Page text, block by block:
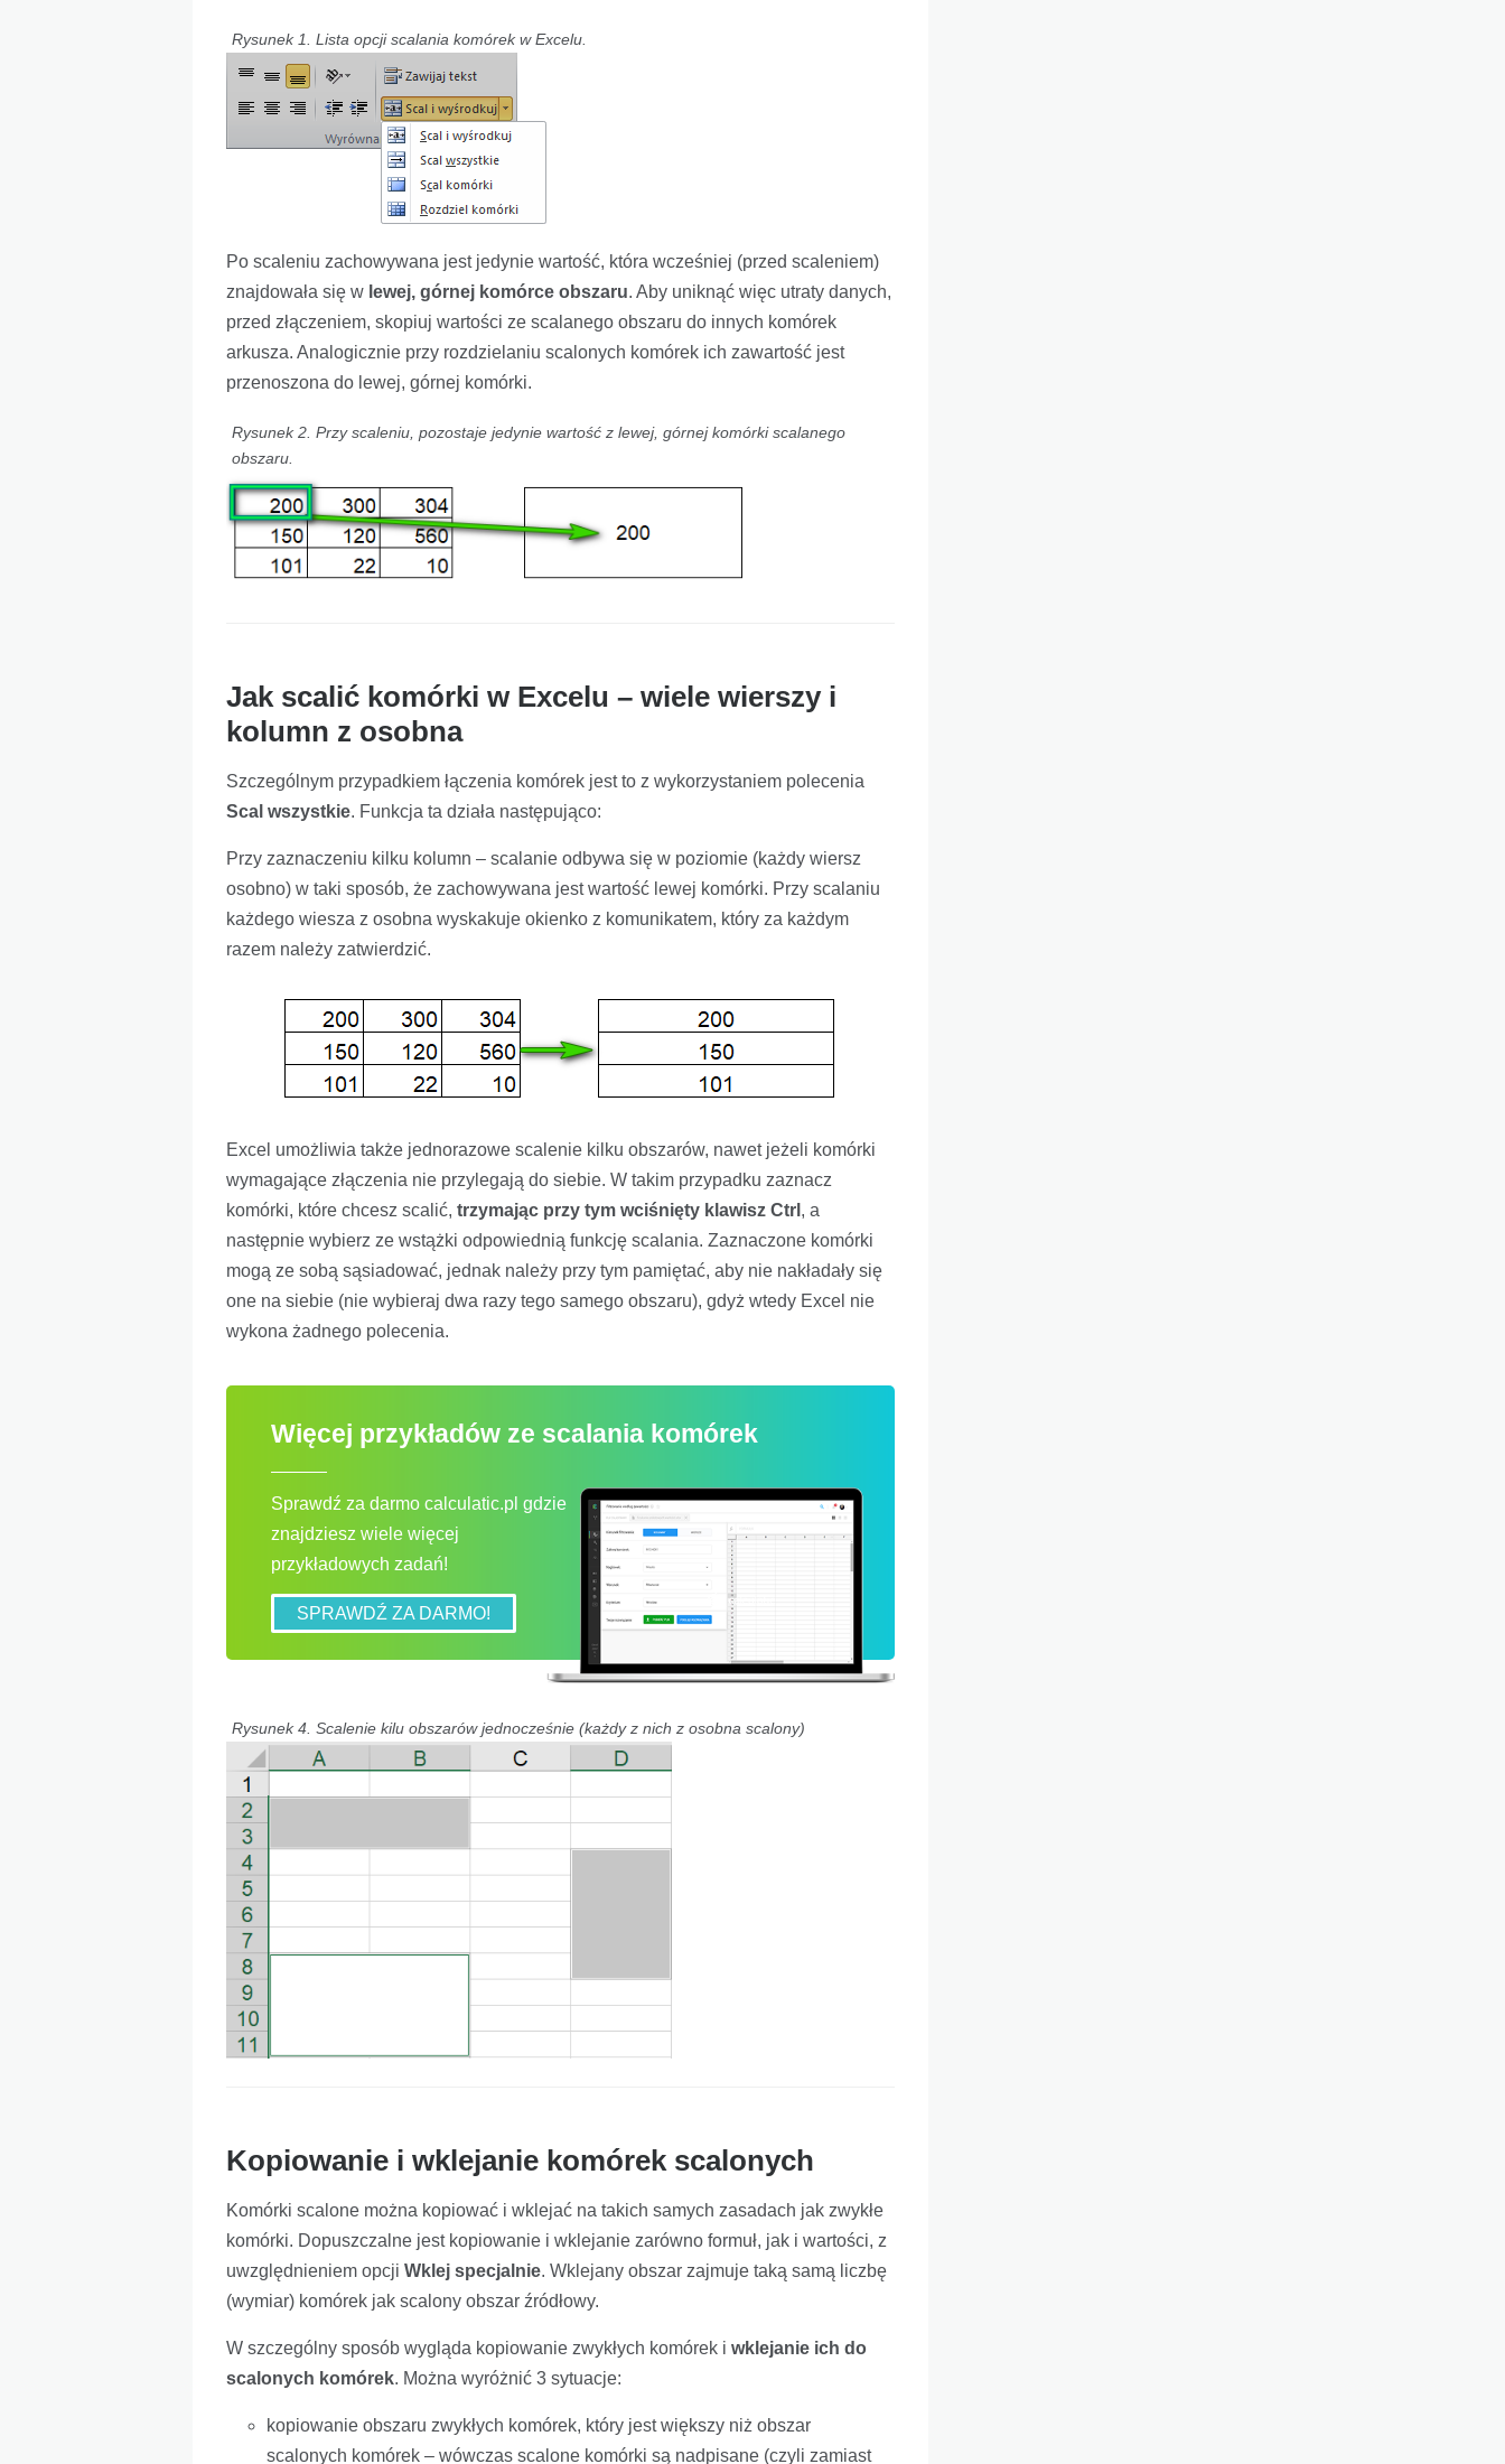
Rysunek 1. Lista opcji scalania komórek w Excelu.
Po scaleniu zachowywana jest jedynie wartość, która wcześniej (przed scaleniem)
znajdowała się w lewej, górnej komórce obszaru. Aby uniknąć więc utraty danych,
przed złączeniem, skopiuj wartości ze scalanego obszaru do innych komórek
arkusza. Analogicznie przy rozdzielaniu scalonych komórek ich zawartość jest
przenoszona do lewej, górnej komórki.
Rysunek 2. Przy scaleniu, pozostaje jedynie wartość z lewej, górnej komórki scalanego
obszaru.
Jak scalić komórki w Excelu – wiele wierszy i
kolumn z osobna
Szczególnym przypadkiem łączenia komórek jest to z wykorzystaniem polecenia
Scal wszystkie. Funkcja ta działa następująco:
Przy zaznaczeniu kilku kolumn – scalanie odbywa się w poziomie (każdy wiersz
osobno) w taki sposób, że zachowywana jest wartość lewej komórki. Przy scalaniu
każdego wiesza z osobna wyskakuje okienko z komunikatem, który za każdym
razem należy zatwierdzić.
Excel umożliwia także jednorazowe scalenie kilku obszarów, nawet jeżeli komórki
wymagające złączenia nie przylegają do siebie. W takim przypadku zaznacz
komórki, które chcesz scalić, trzymając przy tym wciśnięty klawisz Ctrl , a
następnie wybierz ze wstążki odpowiednią funkcję scalania. Zaznaczone komórki
mogą ze sobą sąsiadować, jednak należy przy tym pamiętać, aby nie nakładały się
one na siebie (nie wybieraj dwa razy tego samego obszaru), gdyż wtedy Excel nie
wykona żadnego polecenia.
Więcej przykładów ze scalania komórek
Sprawdź za darmo calculatic.pl gdzie
znajdziesz wiele więcej
przykładowych zadań!
SPRAWDŹ ZA DARMO!
Rysunek 4. Scalenie kilu obszarów jednocześnie (każdy z nich z osobna scalony)
Kopiowanie i wklejanie komórek scalonych
Komórki scalone można kopiować i wklejać na takich samych zasadach jak zwykłe
komórki. Dopuszczalne jest kopiowanie i wklejanie zarówno formuł, jak i wartości, z
uwzględnieniem opcji Wklej specjalnie. Wklejany obszar zajmuje taką samą liczbę
(wymiar) komórek jak scalony obszar źródłowy.
W szczególny sposób wygląda kopiowanie zwykłych komórek i wklejanie ich do
scalonych komórek. Można wyróżnić 3 sytuacje:
kopiowanie obszaru zwykłych komórek, który jest większy niż obszar
scalonych komórek – wówczas scalone komórki są nadpisane (czyli zamiast